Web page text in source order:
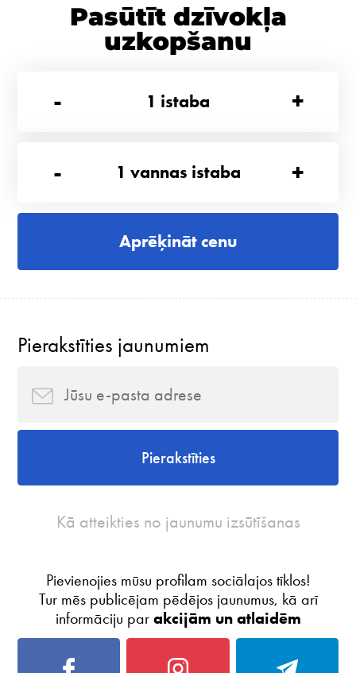
Pasūtīt dzīvokļa
uzkopšanu
-
1 istaba +
- 1 vannas istaba +
Aprēķināt cenu
Pierakstīties jaunumiem
Pierakstīties
Kā atteikties no jaunumu izsūtīšanas
Pievienojies mūsu profilam sociālajos tīklos!
Tur mēs publicējam pēdējos jaunumus, kā arī
informāciju par akcijām un atlaidēm